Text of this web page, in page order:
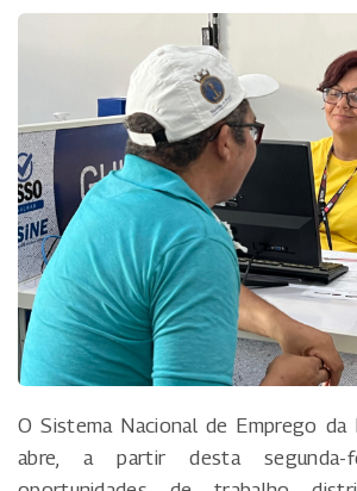
O Sistema Nacional de Emprego da
abre, a partir desta